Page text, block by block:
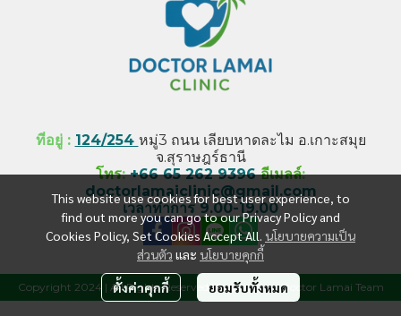
This website use cookies for best user experience, to
find out more you can go to our Privacy Policy and
Cookies Policy, Set Cookies Accept All. นโยบายความเป็น
ส่วนตัว และ นโยบายคุกกี้
ตั้งค่าคุกกี้ ยอมรับทั้งหมด
ที่อยู่ : 124/254 หมู่3 ถนน เลียบหาดละไม อ.เกาะสมุย
จ.สุราษฎร์ธานี
โทร: +66 65 262 9396 อีเมลล์:
doctorlamaiclinic@gmail.com
เวลาทำการ 9.00-19.00
Copyright 2024 | All Rights Reserved | Powered by Doctor Lamai Team